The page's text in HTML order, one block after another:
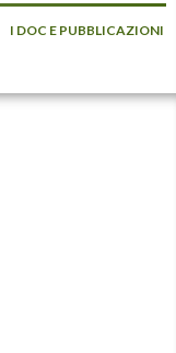
I DOC E PUBBLICAZIONI